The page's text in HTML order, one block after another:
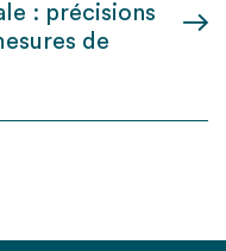
: précisions
de